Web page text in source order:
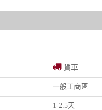
貨車
一般工商區
1-2.5天